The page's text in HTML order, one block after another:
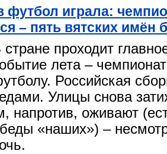
футбол играла:
– пять вятских имён
стране проходит
лета –
Российская
Улицы снова
напротив, оживают
«наших») –